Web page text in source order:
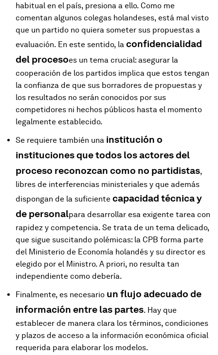
habitual en el país, presiona a ello. Como me
comentan algunos colegas holandeses, está mal visto
que un partido no quiera someter sus propuestas a
evaluación. En este sentido, la confidencialidad
del procesoes un tema crucial: asegurar la
cooperación de los partidos implica que estos tengan
la confianza de que sus borradores de propuestas y
los resultados no serán conocidos por sus
competidores ni hechos públicos hasta el momento
legalmente establecido.
Se requiere también una institución o
instituciones que todos los actores del
proceso reconozcan como no partidistas,
libres de interferencias ministeriales y que además
dispongan de la suficiente capacidad técnica y
de personalpara desarrollar esa exigente tarea con
rapidez y competencia. Se trata de un tema delicado,
que sigue suscitando polémicas: la CPB forma parte
del Ministerio de Economía holandés y su director es
elegido por el Ministro. A priori, no resulta tan
independiente como debería.
Finalmente, es necesario un flujo adecuado de
información entre las partes. Hay que
establecer de manera clara los términos, condiciones
y plazos de acceso a la información económica oficial
requerida para elaborar los modelos.